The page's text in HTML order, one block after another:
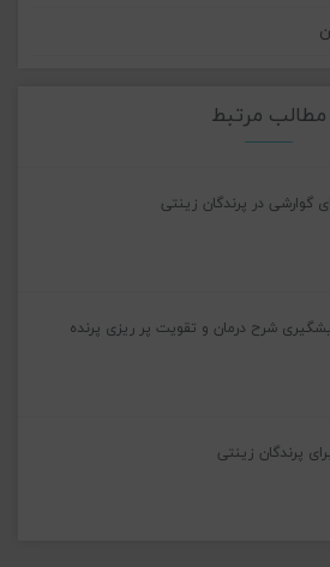
مطالب مرتبط
گوارشی در پرندگان زینتی
شرح درمان و تقویت پر ریزی پرنده
پرندگان زینتی